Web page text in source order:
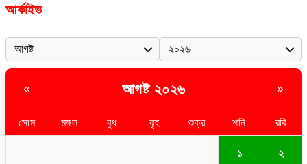
আর্কাইভ
« আগষ্ট ২০২৬ »
সোম মঙ্গল বুধ বৃহ শুক্র শনি রবি
১ ২